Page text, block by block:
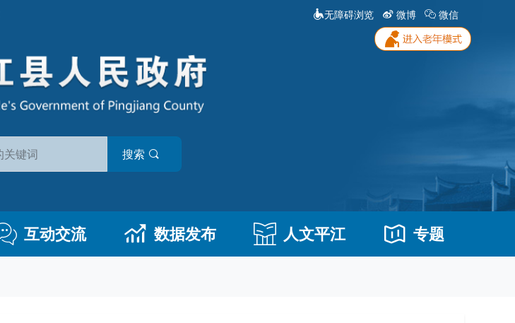
无障碍浏览 微博 微信
搜索
互动交流 数据发布 人文平江 专题